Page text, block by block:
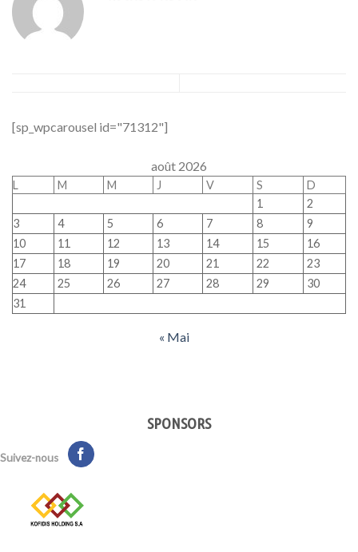
[sp_wpcarousel id="71312"]
août 2026
L M M J V S
D
1
2
3
4 5 6 7 8
9
10
11 12 13 14 15
16
17
18 19 20 21 22
23
24
25 26 27 28 29
30
31
« Mai
SPONSORS
Suivez-nous